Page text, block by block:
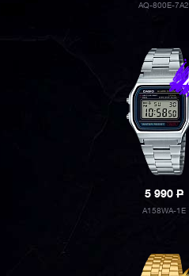
AQ-800E-7A2
5 990P
A158WA-1E